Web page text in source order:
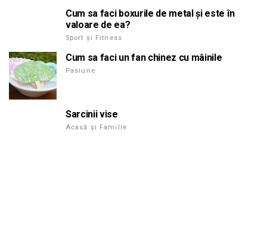
Cum sa faci boxurile de metal și este în
valoare de ea?
Sport și Fitness
Cum sa faci un fan chinez cu mâinile
Pasiune
Sarcinii vise
Acasă și Familie